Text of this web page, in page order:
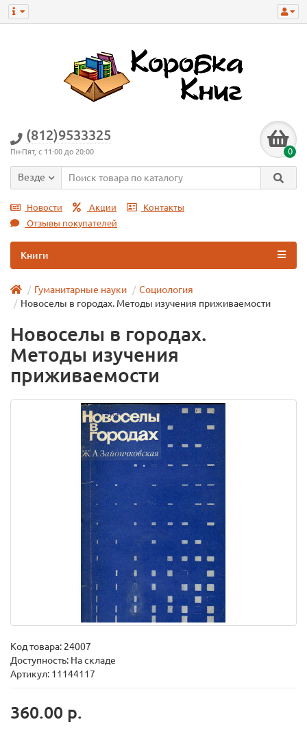
(812)9533325
Пн-Пят, с 11:00 до 20:00 0
Везде
Новости Акции
Контакты
Отзывы покупателей
Книги
Гуманитарные науки
Социология
Новоселы в городах. Методы изучения приживаемости
Новоселы в городах.
Методы изучения
приживаемости
Код товара: 24007
Доступность: На складе
Артикул: 11144117
360.00 р.